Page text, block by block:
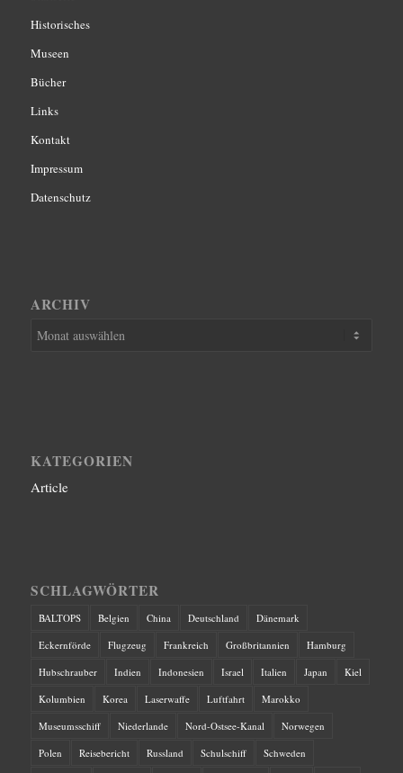
Historisches
Museen
Bücher
Links
Kontakt
Impressum
Datenschutz
ARCHIV
KATEGORIEN
Article
SCHLAGWÖRTER
BALTOPS Belgien China Deutschland
Dänemark
Eckernförde
Flugzeug Frankreich Großbritannien
Hamburg
Hubschrauber
Indien Indonesien Israel Italien Japan
Kiel
Kolumbien
Korea Laserwaffe Luftfahrt
Marokko
Museumsschiff
Niederlande Nord-Ostsee-Kanal
Norwegen
Polen
Reisebericht Russland Schulschiff
Schweden